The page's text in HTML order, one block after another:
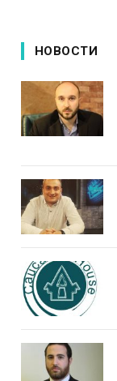
НОВОСТИ